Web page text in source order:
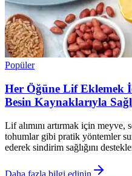
Popüler
Her Öğüne Lif Eklemek
Besin Kaynaklarıyla
Lif alımını artırmak için meyve,
tohumlar gibi pratik yöntemler
ederek sindirim sağlığını
Daha fazla bilgi edinin